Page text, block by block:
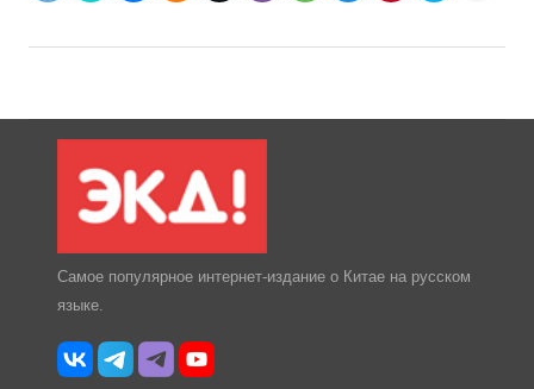
Самое популярное интернет-издание о Китае на русском
языке.